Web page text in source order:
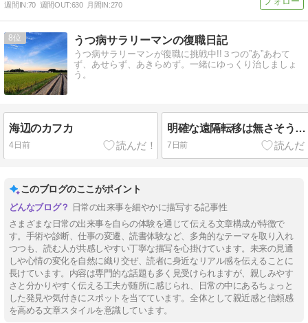
週間IN:70 週間OUT:630 月間IN:270
8 うつ病サラリーマンの復職日記
うつ病サラリーマンが復職に挑戦中!!３つの”あ”あわて
ず、あせらず、あきらめず。一緒にゆっくり治しましょ
う。
海辺のカフカ
4日前
明確な遠隔転移は無さそう…
7日前
このブログのここがポイント
日常の出来事を細やかに描写する記事性
さまざまな日常の出来事を自らの体験を通じて伝える文章構成が特徴で
す。手術や診断、仕事の変遷、読書体験など、多角的なテーマを取り入れ
つつも、読む人が共感しやすい丁寧な描写を心掛けています。未来の見通
しや心情の変化を自然に織り交ぜ、読者に身近なリアル感を伝えることに
長けています。内容は専門的な話題も多く見受けられますが、親しみやす
さと分かりやすく伝える工夫が随所に感じられ、日常の中にあるちょっと
した発見や気付きにスポットを当てています。全体として親近感と信頼感
を高める文章スタイルを意識しています。